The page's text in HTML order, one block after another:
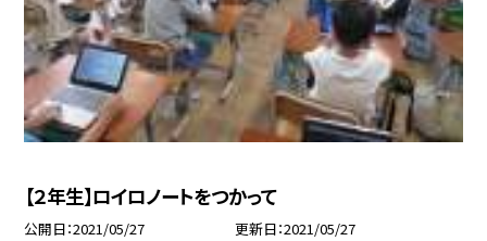
【２年生】ロイロノートをつかって
公開日 2021/05/27 更新日 2021/05/27